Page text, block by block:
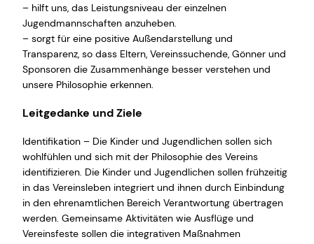
– hilft uns, das Leistungsniveau der einzelnen
Jugendmannschaften anzuheben.
– sorgt für eine positive Außendarstellung und
Transparenz, so dass Eltern, Vereinssuchende, Gönner und
Sponsoren die Zusammenhänge besser verstehen und
unsere Philosophie erkennen.
Leitgedanke und Ziele
Identifikation – Die Kinder und Jugendlichen sollen sich
wohlfühlen und sich mit der Philosophie des Vereins
identifizieren. Die Kinder und Jugendlichen sollen frühzeitig
in das Vereinsleben integriert und ihnen durch Einbindung
in den ehrenamtlichen Bereich Verantwortung übertragen
werden. Gemeinsame Aktivitäten wie Ausflüge und
Vereinsfeste sollen die integrativen Maßnahmen